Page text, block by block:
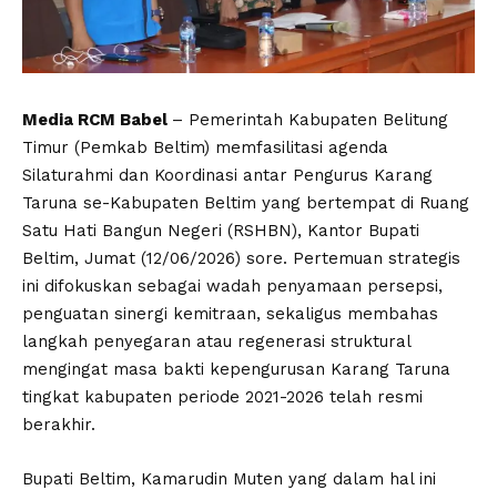
Media RCM Babel – Pemerintah Kabupaten Belitung
Timur (Pemkab Beltim) memfasilitasi agenda
Silaturahmi dan Koordinasi antar Pengurus Karang
Taruna se-Kabupaten Beltim yang bertempat di Ruang
Satu Hati Bangun Negeri (RSHBN), Kantor Bupati
Beltim, Jumat (12/06/2026) sore. Pertemuan strategis
ini difokuskan sebagai wadah penyamaan persepsi,
penguatan sinergi kemitraan, sekaligus membahas
langkah penyegaran atau regenerasi struktural
mengingat masa bakti kepengurusan Karang Taruna
tingkat kabupaten periode 2021-2026 telah resmi
berakhir.
Bupati Beltim, Kamarudin Muten yang dalam hal ini